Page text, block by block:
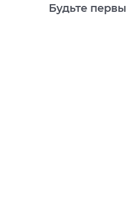
Будьте